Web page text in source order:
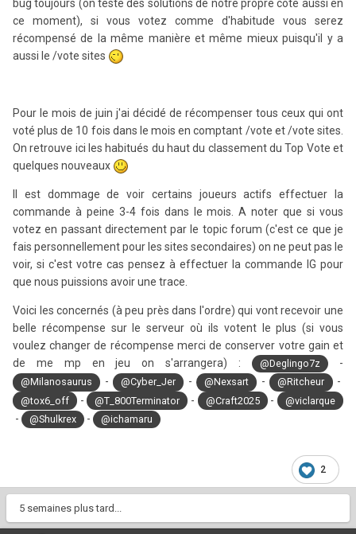
bug toujours (on teste des solutions de notre propre côté aussi en
ce moment), si vous votez comme d'habitude vous serez
récompensé de la même manière et même mieux puisqu'il y a
aussi le /vote sites
Pour le mois de juin j'ai décidé de récompenser tous ceux qui ont
voté plus de 10 fois dans le mois en comptant /vote et /vote sites.
On retrouve ici les habitués du haut du classement du Top Vote et
quelques nouveaux
Il est dommage de voir certains joueurs actifs effectuer la
commande à peine 3-4 fois dans le mois. A noter que si vous
votez en passant directement par le topic forum (c'est ce que je
fais personnellement pour les sites secondaires) on ne peut pas le
voir, si c'est votre cas pensez à effectuer la commande IG pour
que nous puissions avoir une trace.
Voici les concernés (à peu près dans l'ordre) qui vont recevoir une
belle récompense sur le serveur où ils votent le plus (si vous
voulez changer de récompense merci de conserver votre gain et
de me mp en jeu on s'arrangera) :
@Deglingo7z -
@Milanosaurus - @Cyber_Jer - @Nexsart - @Ritcheur -
@tox6_off - @T_800Terminator - @Craft2025 - @viclarque
- @Shulkrex - @ichamaru
2
5 semaines plus tard...